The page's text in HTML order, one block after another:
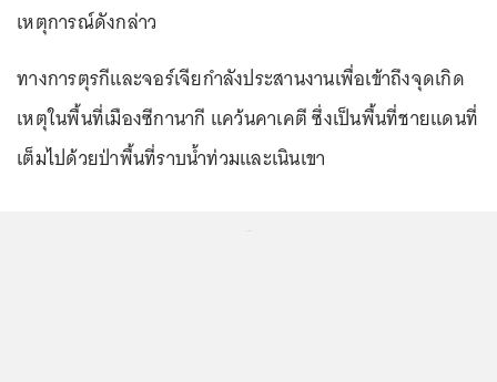
เหตุการณ์ดังกล่าว
ทางการตุรกีและจอร์เจียกำลังประสานงานเพื่อเข้าถึงจุดเกิด
เหตุในพื้นที่เมืองซีกานากี แคว้นคาเคตี ซึ่งเป็นพื้นที่ชายแดนที่
เต็มไปด้วยป่าพื้นที่ราบน้ำท่วมและเนินเขา